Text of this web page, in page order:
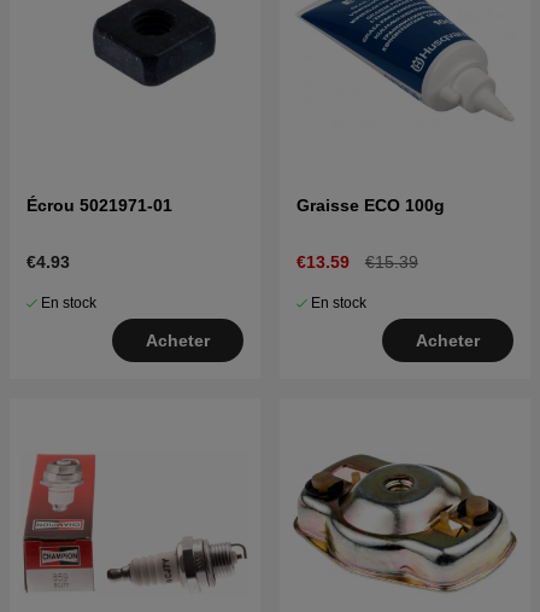
Écrou 5021971-01
€4.93
En stock
Acheter
Graisse ECO 100g
€13.59 €15.39
En stock
Acheter